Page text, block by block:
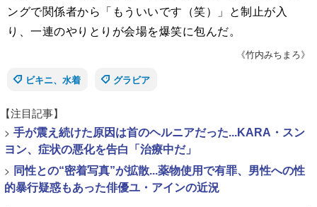
ングで関係者から「もういいです（笑）」と制止が入
り、一連のやりとりが会場を爆笑に包んだ。
《竹内みちまろ》
ビキニ、水着
グラビア
【注目記事】
> 手が震え続けた原因は首のヘルニアだった...KARA・スン
ヨン、症状の悪化を告白「治療中だ」
> 同性との“密着写真”が拡散...薬物使用で有罪、男性への性
的暴行疑惑もあった俳優ユ・アインの近況